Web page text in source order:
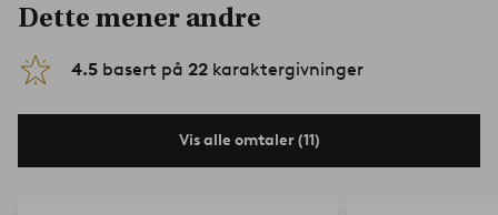
Dette mener andre
4.5 basert på 22 karaktergivninger
Vis alle omtaler (11)